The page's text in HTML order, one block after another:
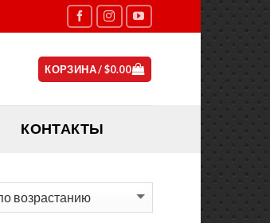
КОРЗИНА /$0.00
КОНТАКТЫ